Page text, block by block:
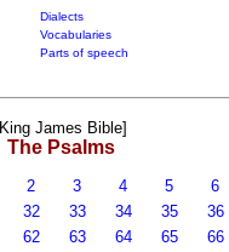
Dialects
Vocabularies
Parts of speech
James Bible]
The Psalms
2 3 4 5 6
32 33 34 35 36
62 63 64 65 66